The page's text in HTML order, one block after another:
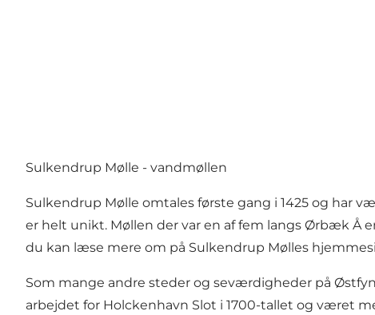
Sulkendrup Mølle - vandmøllen
Sulkendrup Mølle omtales første gang i 1425 og har
er helt unikt. Møllen der var en af fem langs Ørbæk Å
du kan læse mere om på Sulkendrup Mølles
Som mange andre steder og seværdigheder på
arbejdet for Holckenhavn Slot i 1700-tallet og været